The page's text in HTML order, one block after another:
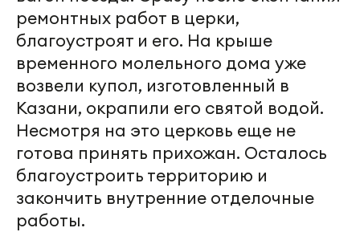
ремонтных работ в церки,
благоустроят и его. На крыше
временного молельного дома уже
возвели купол, изготовленный в
Казани, окрапили его святой водой.
Несмотря на это церковь еще не
готова принять прихожан. Осталось
благоустроить территорию и
закончить внутренние отделочные
работы.